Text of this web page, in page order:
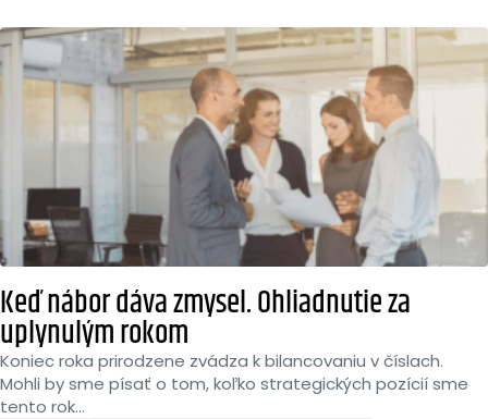
Keď nábor dáva zmysel. Ohliadnutie za
uplynulým rokom
Koniec roka prirodzene zvádza k bilancovaniu v číslach.
Mohli by sme písať o tom, koľko strategických pozícií sme
tento rok...